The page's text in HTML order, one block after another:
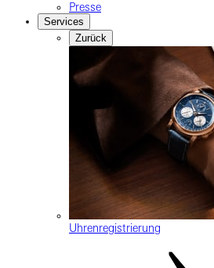
Presse
Services
Zurück
Uhrenregistrierung